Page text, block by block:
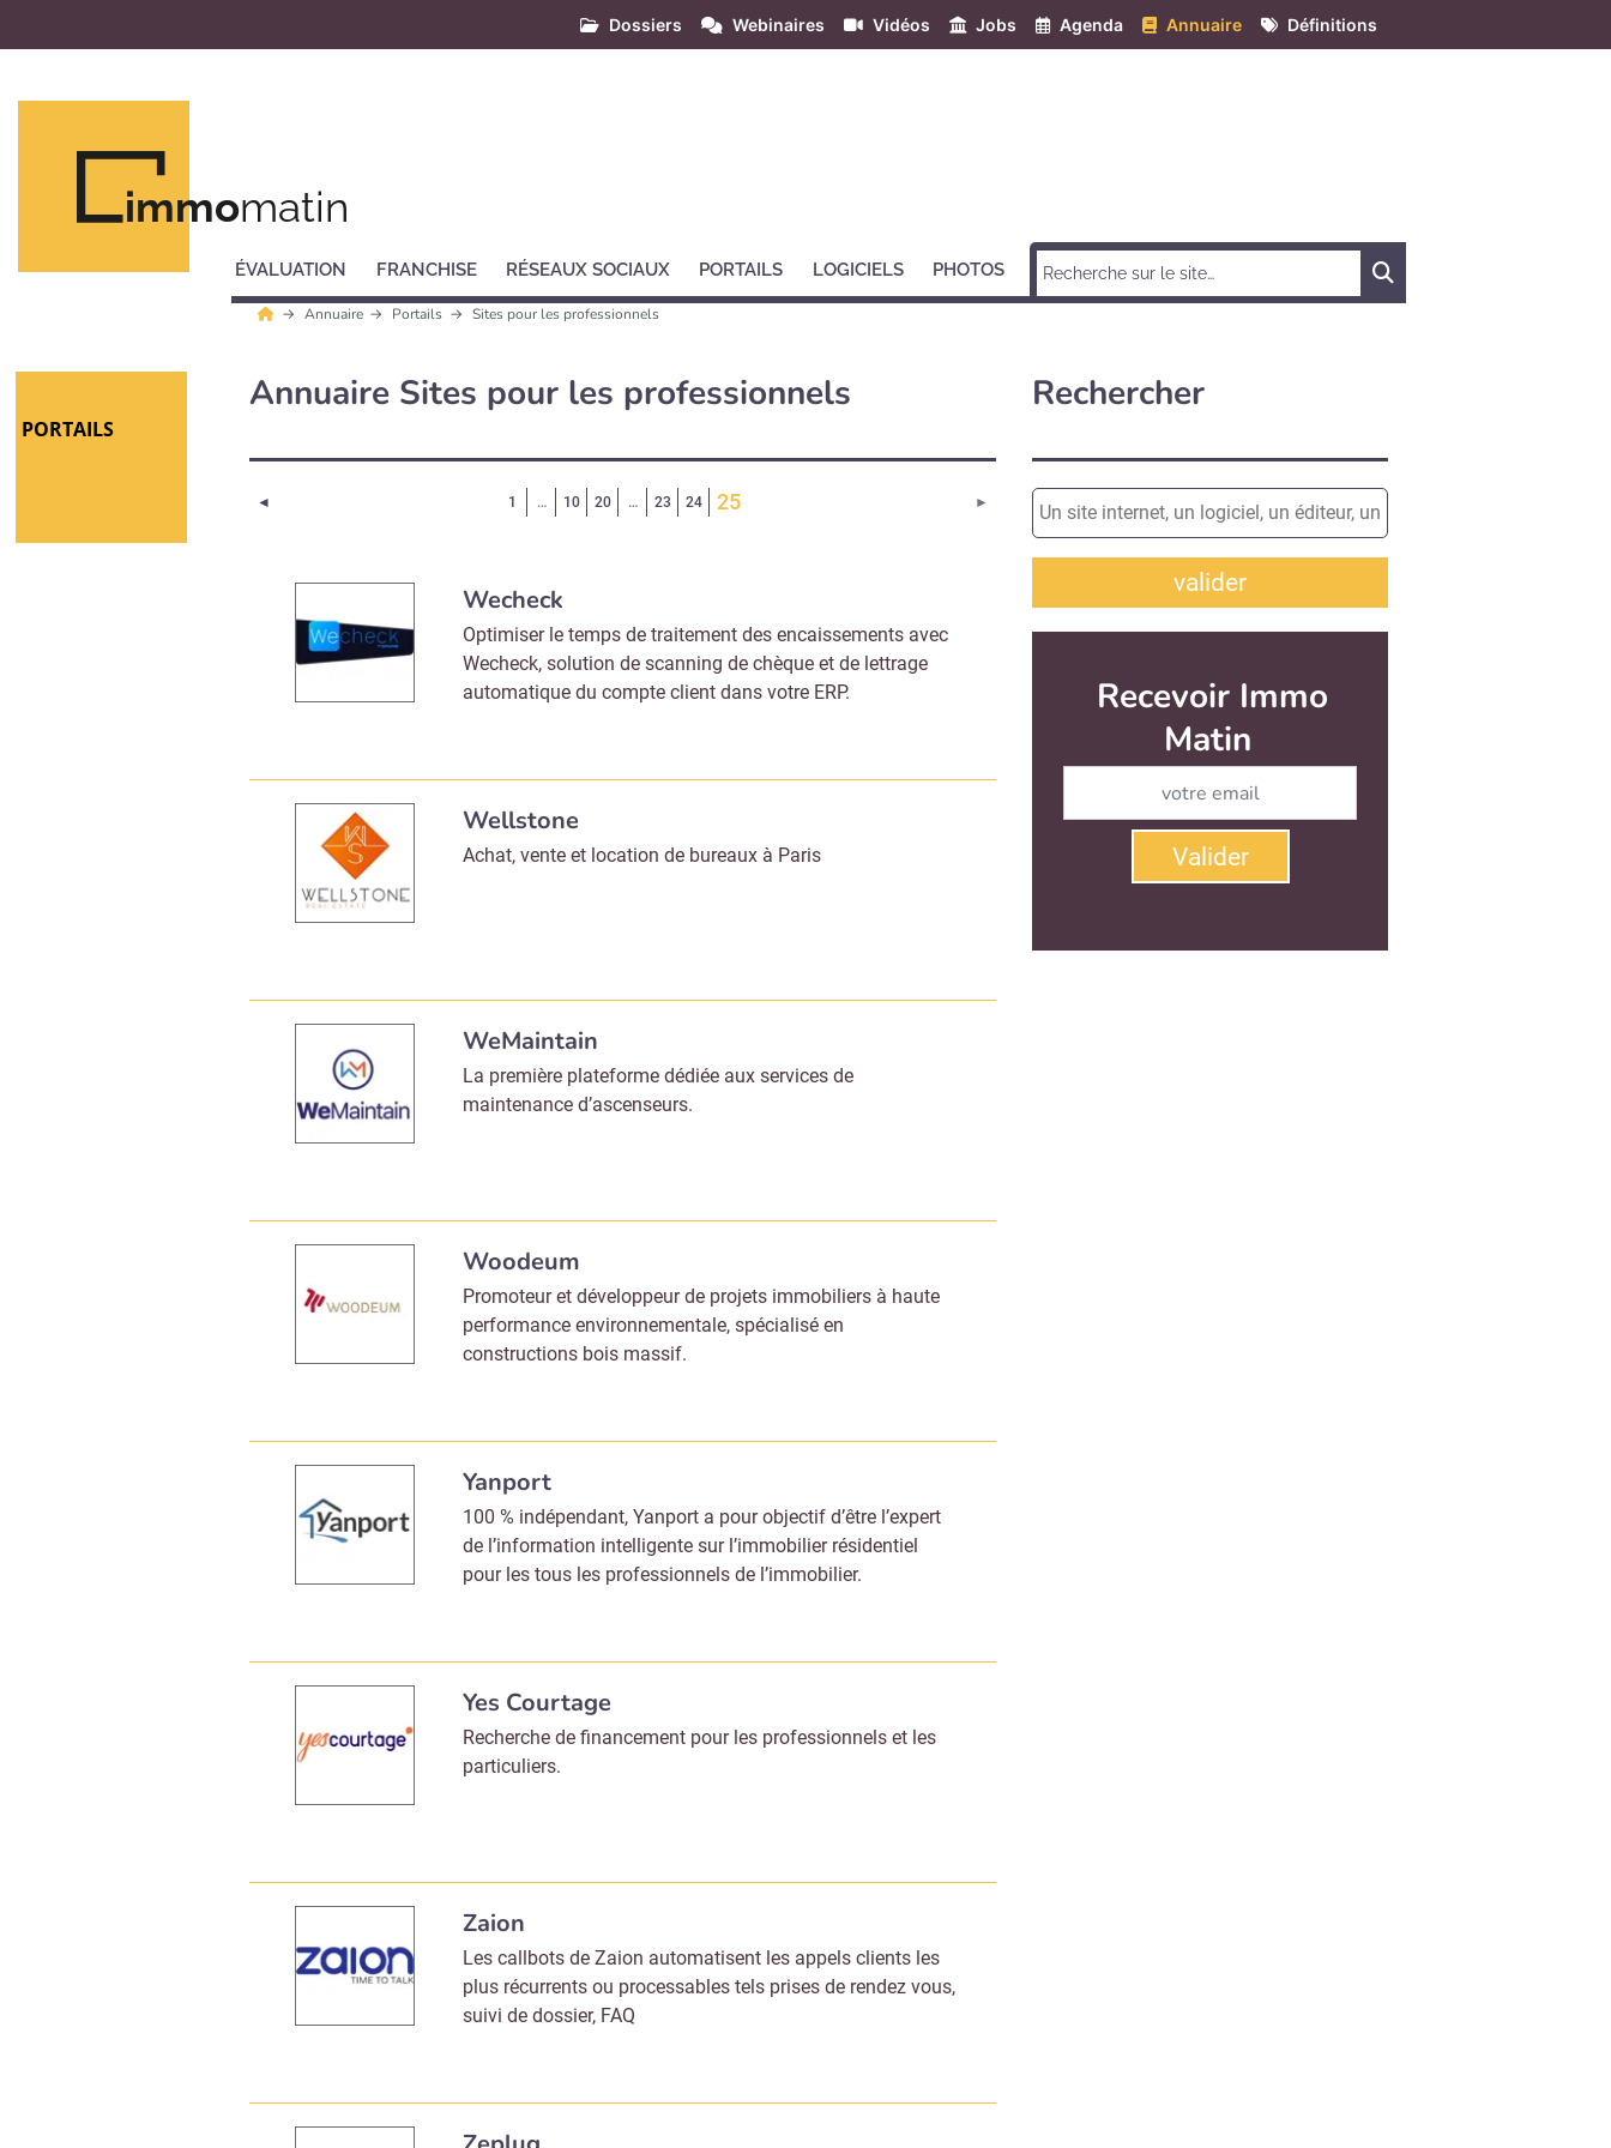
Dossiers Webinaires Vidéos Jobs Agenda Annuaire Définitions
immomatin
ÉVALUATION FRANCHISE RÉSEAUX SOCIAUX PORTAILS LOGICIELS PHOTOS
Annuaire Portails Sites pour les professionnels
PORTAILS
Annuaire Sites pour les professionnels
◄ 1 … 10 20 … 23 24 25(Page courante) ► Page suivante
Wecheck
Optimiser le temps de traitement des encaissements avec
Wecheck, solution de scanning de chèque et de lettrage
automatique du compte client dans votre ERP.
Wellstone
Achat, vente et location de bureaux à Paris
WeMaintain
La première plateforme dédiée aux services de
maintenance d’ascenseurs.
Woodeum
Promoteur et développeur de projets immobiliers à haute
performance environnementale, spécialisé en
constructions bois massif.
Yanport
100 % indépendant, Yanport a pour objectif d’être l’expert
de l’information intelligente sur l’immobilier résidentiel
pour les tous les professionnels de l’immobilier.
Yes Courtage
Recherche de financement pour les professionnels et les
particuliers.
Zaion
Les callbots de Zaion automatisent les appels clients les
plus récurrents ou processables tels prises de rendez vous,
suivi de dossier, FAQ
Rechercher
valider
Recevoir Immo
Matin
Valider